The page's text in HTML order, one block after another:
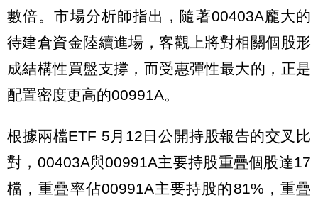
數倍。市場分析師指出，隨著00403A龐大的
待建倉資金陸續進場，客觀上將對相關個股形
成結構性買盤支撐，而受惠彈性最大的，正是
配置密度更高的00991A。
根據兩檔ETF 5月12日公開持股報告的交叉比
對，00403A與00991A主要持股重疊個股達17
檔，重疊率佔00991A主要持股的81%，重疊